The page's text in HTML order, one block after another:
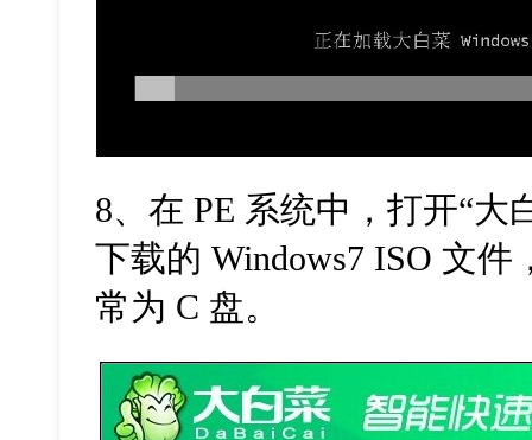
8、在 PE 系统中，打开“大
下载的 Windows7 ISO 文
常为 C 盘。